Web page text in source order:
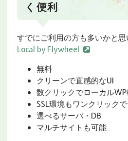
く便利
すでにご利用の方も多いかと思
Local by Flywheel
無料
クリーンで直感的なUI
数クリックでローカル
SSL環境もワンクリック
選べるサーバ・DB
マルチサイトも可能